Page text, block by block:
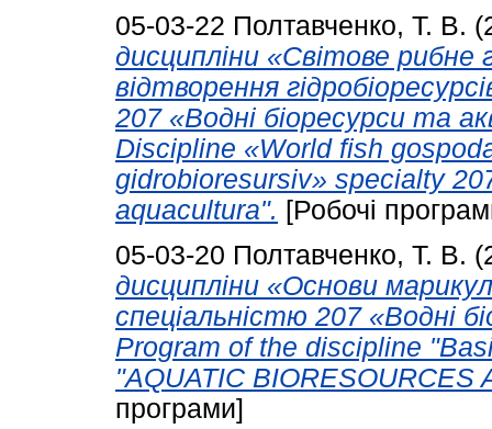
05-03-22 Полтавченко, Т. В.
дисципліни «Світове
відтворення
207 «Водні біоресурси та
Discipline «World fish
gidrobioresursiv» specialty
aquacultura". [Робочі
05-03-20 Полтавченко, Т. В.
дисципліни «Основи
спеціальністю 207 «Водні
Program of the discipline
"AQUATIC BIORESOURCES
програми]